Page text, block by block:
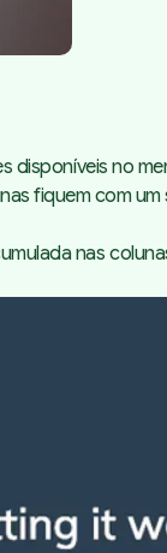
disponíveis no
fiquem com
nas